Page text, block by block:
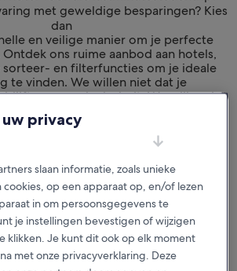
met geweldige besparingen? Kies
dan
en veilige manier om je perfecte
ons ruime aanbod aan hotels,
en filterfuncties om je ideale
te vinden. We willen niet dat je
gewoon leuk vindt. We willen dat
je het geweldig vindt.
voor iOS en Android
privacy
slaan informatie, zoals unieke
op een apparaat op, en/of lezen
in om persoonsgegevens te
je instellingen bevestigen of wijzigen
klikken. Je kunt dit ook op elk moment
met onze privacyverklaring. Deze